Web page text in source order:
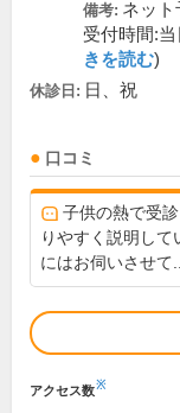
備考: ネット
受付時間:
きを読む)
休診日: 日、祝
口コミ
子供の熱で受
りやすく説明し
にはお伺いさせて...
アクセス数※